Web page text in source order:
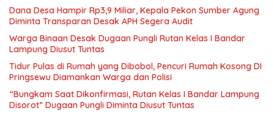
Dana Desa Hampir Rp3,9 Miliar, Kepala Pekon Sumber Agung
Diminta Transparan Desak APH Segera Audit
Warga Binaan Desak Dugaan Pungli Rutan Kelas I Bandar
Lampung Diusut Tuntas
Tidur Pulas di Rumah yang Dibobol, Pencuri Rumah Kosong DI
Pringsewu Diamankan Warga dan Polisi
“Bungkam Saat Dikonfirmasi, Rutan Kelas I Bandar Lampung
Disorot” Dugaan Pungli Diminta Diusut Tuntas